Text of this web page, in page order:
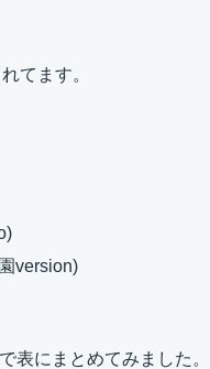
てます。
version)
表にまとめてみました。